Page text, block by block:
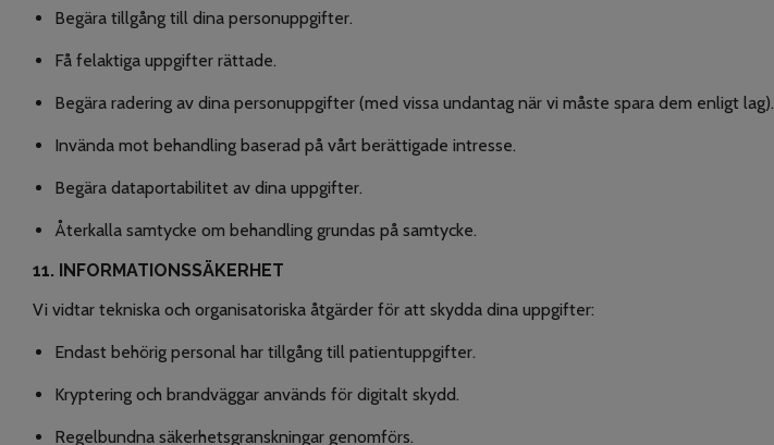
Begära tillgång till dina personuppgifter.
Få felaktiga uppgifter rättade.
Begära radering av dina personuppgifter (med vissa undantag när vi måste spara dem enligt lag).
Invända mot behandling baserad på vårt berättigade intresse.
Begära dataportabilitet av dina uppgifter.
Återkalla samtycke om behandling grundas på samtycke.
11. INFORMATIONSSÄKERHET
Vi vidtar tekniska och organisatoriska åtgärder för att skydda dina uppgifter:
Endast behörig personal har tillgång till patientuppgifter.
Kryptering och brandväggar används för digitalt skydd.
Regelbundna säkerhetsgranskningar genomförs.